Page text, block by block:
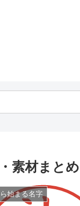
素材まとめ
始まる名字